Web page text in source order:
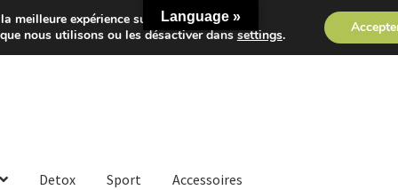
Detox Sport Accessoires
Language »
meilleure expérience sur notre site.
nous utilisons ou les désactiver danssettings.